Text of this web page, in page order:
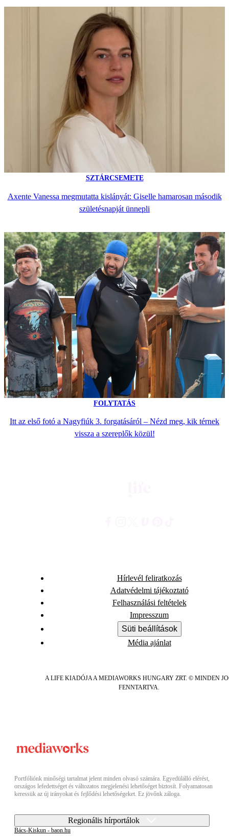
SZTÁRCSEMETE
Axente Vanessa megmutatta kislányát: Giselle hamarosan második
születésnapját ünnepli
FOLYTATÁS
Itt az első fotó a Nagyfiúk 3. forgatásáról – Nézd meg, kik térnek
vissza a szereplők közül!
Hírlevél feliratkozás
Adatvédelmi tájékoztató
Felhasználási feltételek
Impresszum
Süti beállítások
Média ajánlat
A LIFE KIADÓJA A MEDIAWORKS HUNGARY ZRT. © MINDEN
FENNTARTVA.
Portfóliónk minőségi tartalmat jelent minden olvasó számára. Egyedülálló elérést,
országos lefedettséget és változatos megjelenési lehetőséget biztosít. Folyamatosan
keressük az új irányokat és fejlődési lehetőségeket. Ez jövőnk záloga.
Regionális hírportálok
Bács-Kiskun - baon.hu